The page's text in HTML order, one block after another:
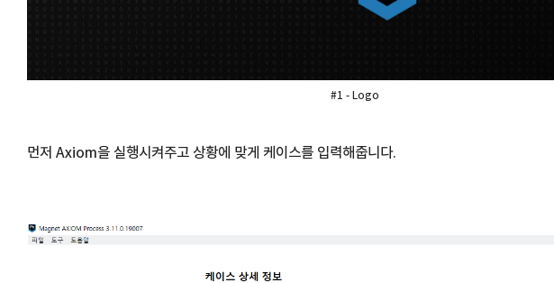
#1 - Logo
먼저 Axiom을 실행시켜주고 상황에 맞게 케이스를 입력해줍니다.